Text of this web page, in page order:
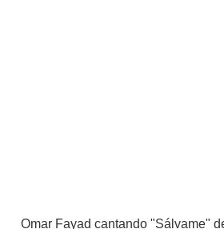
Omar Fayad cantando "Sálvame"